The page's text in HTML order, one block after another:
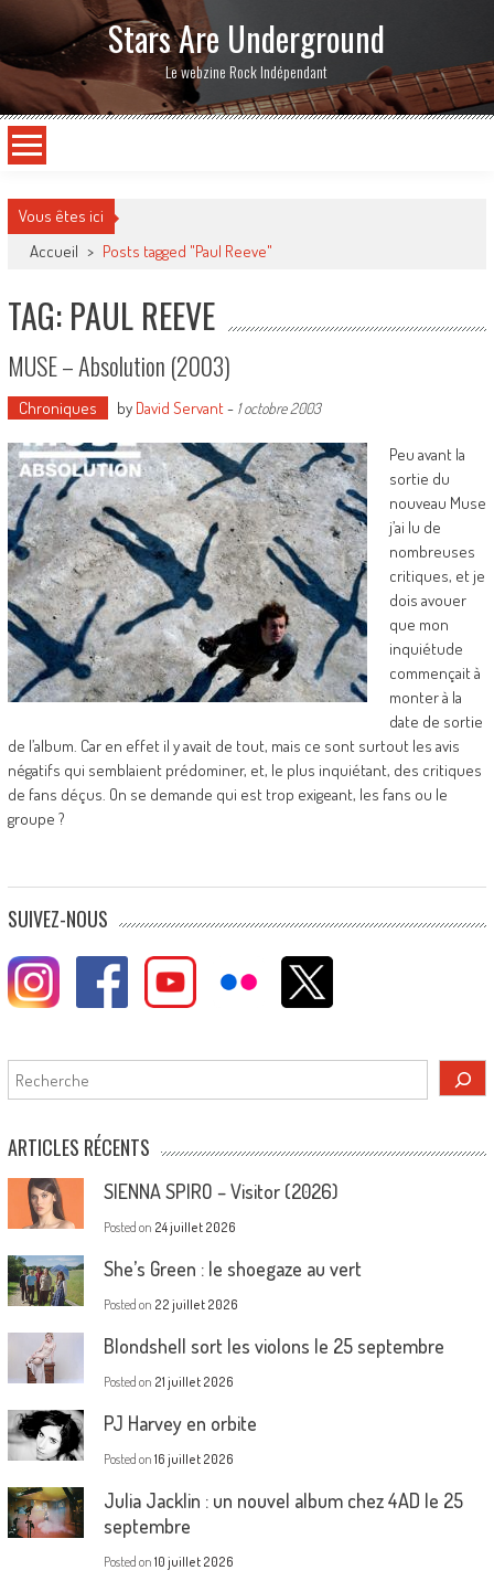
Stars Are Underground
Le webzine Rock Indépendant
Vous êtes ici
Accueil > Posts tagged "Paul Reeve"
TAG: PAUL REEVE
MUSE – Absolution (2003)
Chroniques by David Servant- 1 octobre 2003
Peu avant la
sortie du
nouveau Muse
j’ai lu de
nombreuses
critiques, et je
dois avouer
que mon
inquiétude
commençait à
monter à la
date de sortie
de l’album. Car en effet il y avait de tout, mais ce sont surtout les avis
négatifs qui semblaient prédominer, et, le plus inquiétant, des critiques
de fans déçus. On se demande qui est trop exigeant, les fans ou le
groupe ?
SUIVEZ-NOUS
Rechercher
ARTICLES RÉCENTS
SIENNA SPIRO – Visitor (2026)
Posted on 24 juillet 2026
She’s Green : le shoegaze au vert
Posted on 22 juillet 2026
Blondshell sort les violons le 25 septembre
Posted on 21 juillet 2026
PJ Harvey en orbite
Posted on 16 juillet 2026
Julia Jacklin : un nouvel album chez 4AD le 25
septembre
Posted on 10 juillet 2026